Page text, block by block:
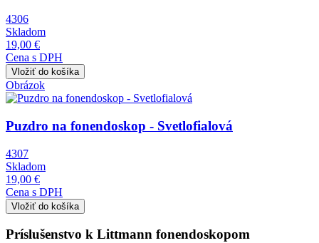
4306
Skladom
19,00 €
Cena s DPH
Obrázok
Puzdro na fonendoskop - Svetlofialová
4307
Skladom
19,00 €
Cena s DPH
Príslušenstvo k Littmann fonendoskopom